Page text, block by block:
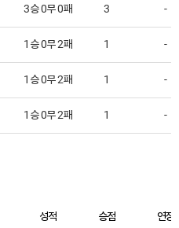
3승 0무 0패 3 -
1승 0무 2패 1 -
1승 0무 2패 1 -
1승 0무 2패 1 -
성적 승점 연장